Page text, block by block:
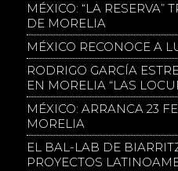
MÉXICO: “LA RESERVA”
DE MORELIA
MÉXICO RECONOCE A
RODRIGO GARCÍA
EN MORELIA “LAS
MÉXICO: ARRANCA 23
MORELIA
EL BAL-LAB DE
PROYECTOS